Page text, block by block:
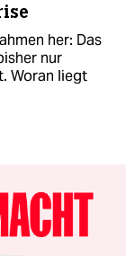
her: Das
nur
Woran liegt